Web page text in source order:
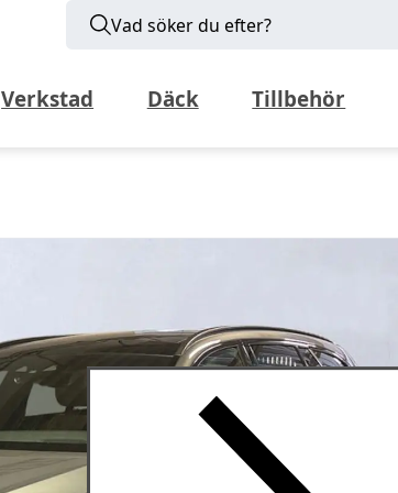
Vad söker du efter?
Verkstad Däck Tillbehör